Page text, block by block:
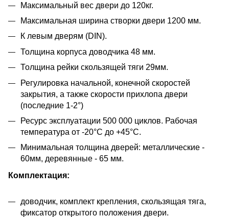
Максимальный вес двери до 120кг.
Максимальная ширина створки двери 1200 мм.
К левым дверям (DIN).
Толщина корпуса доводчика 48 мм.
Толщина рейки скользящей тяги 29мм.
Регулировка начальной, конечной скоростей
закрытия, а также скорости прихлопа двери
(последние 1-2°)
Ресурс эксплуатации 500 000 циклов. Рабочая
температура от -20°С до +45°С.
Минимальная толщина дверей: металлические -
60мм, деревянные - 65 мм.
Комплектация:
доводчик, комплект крепления, скользящая тяга,
фиксатор открытого положения двери.